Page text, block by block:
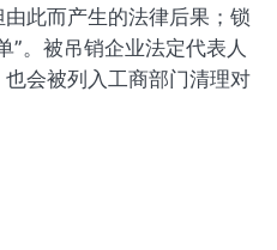
此而产生的法律后果；锁
”。被吊销企业法定代表人
会被列入工商部门清理对